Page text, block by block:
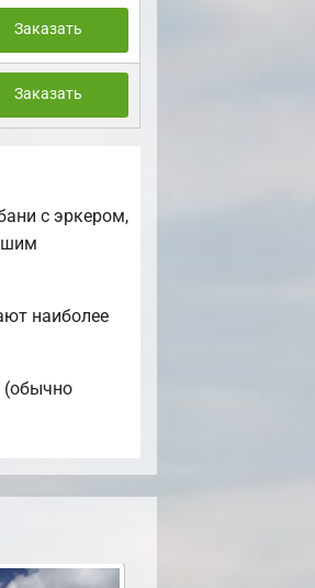
Заказать
Заказать
с эркером,
наиболее
(обычно